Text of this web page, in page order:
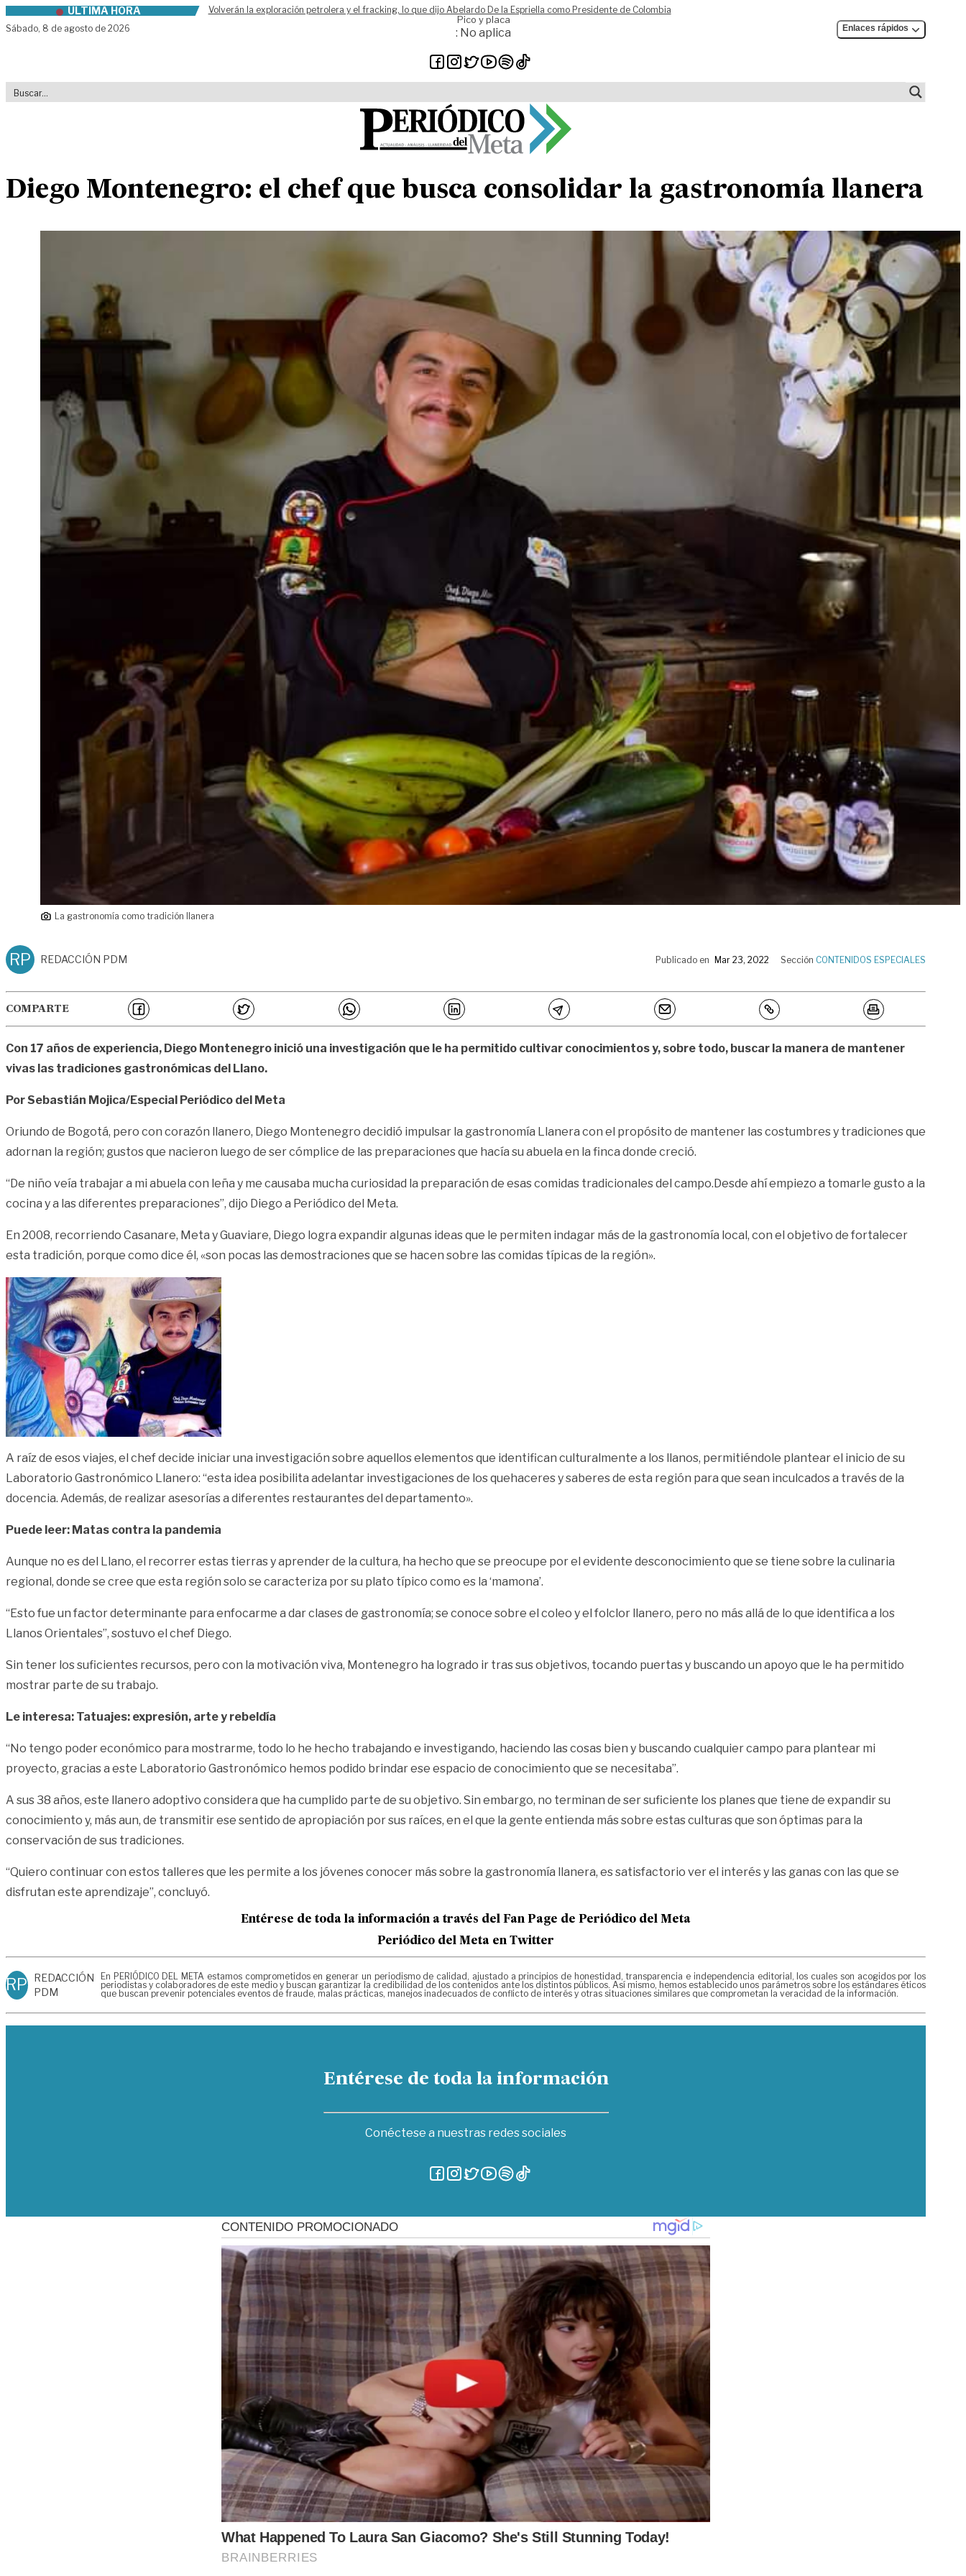
Skip to contentÚLTIMA HORA
Volverán la exploración petrolera y el fracking, lo que dijo Abelardo De la Espriella como Presidente de Colombia
Sábado, 8 de agosto de 2026
Pico y placa
: No aplica Enlaces rápidos
Diego Montenegro: el chef que busca consolidar la gastronomía llanera
La gastronomía como tradición llanera
RP REDACCIÓN PDM Publicado en Mar 23, 2022 Sección CONTENIDOS ESPECIALES
COMPARTE
Con 17 años de experiencia, Diego Montenegro inició una investigación que le ha permitido cultivar conocimientos y, sobre todo, buscar la manera de mantener
vivas las tradiciones gastronómicas del Llano.
Por Sebastián Mojica/Especial Periódico del Meta
Oriundo de Bogotá, pero con corazón llanero, Diego Montenegro decidió impulsar la gastronomía Llanera con el propósito de mantener las costumbres y tradiciones que
adornan la región; gustos que nacieron luego de ser cómplice de las preparaciones que hacía su abuela en la finca donde creció.
“De niño veía trabajar a mi abuela con leña y me causaba mucha curiosidad la preparación de esas comidas tradicionales del campo.Desde ahí empiezo a tomarle gusto a la
cocina y a las diferentes preparaciones”, dijo Diego a Periódico del Meta.
En 2008, recorriendo Casanare, Meta y Guaviare, Diego logra expandir algunas ideas que le permiten indagar más de la gastronomía local, con el objetivo de fortalecer
esta tradición, porque como dice él, «son pocas las demostraciones que se hacen sobre las comidas típicas de la región».
A raíz de esos viajes, el chef decide iniciar una investigación sobre aquellos elementos que identifican culturalmente a los llanos, permitiéndole plantear el inicio de su
Laboratorio Gastronómico Llanero: “esta idea posibilita adelantar investigaciones de los quehaceres y saberes de esta región para que sean inculcados a través de la
docencia. Además, de realizar asesorías a diferentes restaurantes del departamento».
Puede leer: Matas contra la pandemia
Aunque no es del Llano, el recorrer estas tierras y aprender de la cultura, ha hecho que se preocupe por el evidente desconocimiento que se tiene sobre la culinaria
regional, donde se cree que esta región solo se caracteriza por su plato típico como es la ‘mamona’.
“Esto fue un factor determinante para enfocarme a dar clases de gastronomía; se conoce sobre el coleo y el folclor llanero, pero no más allá de lo que identifica a los
Llanos Orientales”, sostuvo el chef Diego.
Sin tener los suficientes recursos, pero con la motivación viva, Montenegro ha logrado ir tras sus objetivos, tocando puertas y buscando un apoyo que le ha permitido
mostrar parte de su trabajo.
Le interesa: Tatuajes: expresión, arte y rebeldía
“No tengo poder económico para mostrarme, todo lo he hecho trabajando e investigando, haciendo las cosas bien y buscando cualquier campo para plantear mi
proyecto, gracias a este Laboratorio Gastronómico hemos podido brindar ese espacio de conocimiento que se necesitaba”.
A sus 38 años, este llanero adoptivo considera que ha cumplido parte de su objetivo. Sin embargo, no terminan de ser suficiente los planes que tiene de expandir su
conocimiento y, más aun, de transmitir ese sentido de apropiación por sus raíces, en el que la gente entienda más sobre estas culturas que son óptimas para la
conservación de sus tradiciones.
“Quiero continuar con estos talleres que les permite a los jóvenes conocer más sobre la gastronomía llanera, es satisfactorio ver el interés y las ganas con las que se
disfrutan este aprendizaje”, concluyó.
Entérese de toda la información a través del Fan Page de Periódico del Meta
Periódico del Meta en Twitter
RP REDACCIÓN
PDM
En PERIÓDICO DEL META estamos comprometidos en generar un periodismo de calidad, ajustado a principios de honestidad, transparencia e independencia editorial, los cuales son acogidos por los
periodistas y colaboradores de este medio y buscan garantizar la credibilidad de los contenidos ante los distintos públicos. Así mismo, hemos establecido unos parámetros sobre los estándares éticos
que buscan prevenir potenciales eventos de fraude, malas prácticas, manejos inadecuados de conflicto de interés y otras situaciones similares que comprometan la veracidad de la información.
Entérese de toda la información
Conéctese a nuestras redes sociales